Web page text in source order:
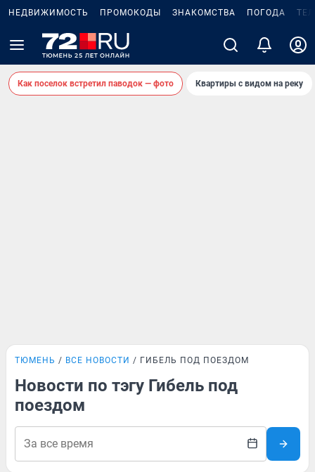
НЕДВИЖИМОСТЬ ПРОМОКОДЫ ЗНАКОМСТВА ПОГОДА
Как поселок встретил паводок — фото Квартиры с видом на реку
ТЮМЕНЬ ВСЕ НОВОСТИ ГИБЕЛЬ ПОД ПОЕЗДОМ
Новости по тэгу Гибель под
поездом